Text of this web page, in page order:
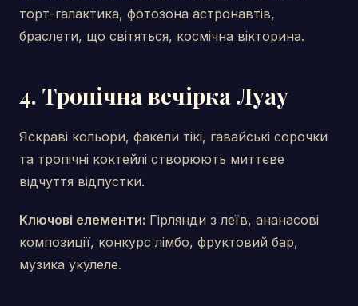
торт-галактика, фотозона астронавтів,
браслети, що світяться, космічна вікторина.
4. Тропічна вечірка Луау
Яскраві кольори, факели тікі, гавайські сорочки
та тропічні коктейлі створюють миттєве
відчуття відпустки.
Ключові елементи: Гірлянди з леїв, ананасові
композиції, конкурс лімбо, фруктовий бар,
музика укулеле.